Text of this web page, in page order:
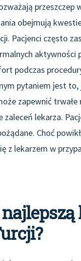
przeszczep
obejmują
Pacjenci często
aktywności
podczas
pytaniem jest
zapewnić
zaleceń lekarza.
Choć
z lekarzem w